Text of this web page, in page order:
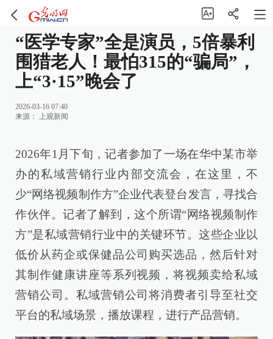
“医学专家”全是演员，5倍暴利
围猎老人！最怕315的“骗局”，
上“3·15”晚会了
2026-03-16 07:40
来源： 上观新闻
2026年1月下旬，记者参加了一场在华中某市举
办的私域营销行业内部交流会，在这里，不
少“网络视频制作方”企业代表登台发言，寻找合
作伙伴。记者了解到，这个所谓“网络视频制作
方”是私域营销行业中的关键环节。这些企业以
低价从药企或保健品公司购买选品，然后针对
其制作健康讲座等系列视频，将视频卖给私域
营销公司。私域营销公司将消费者引导至社交
平台的私域场景，播放课程，进行产品营销。